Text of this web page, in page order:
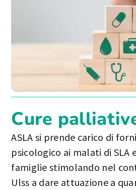
Cure
ASLA si prende carico di
psicologico ai malati di SLA
famiglie stimolando nel
Ulss a dare attuazione a